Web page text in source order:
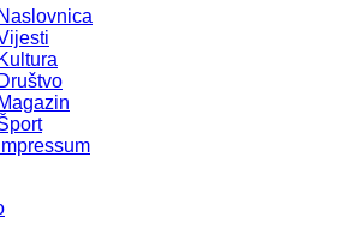
Naslovnica
Kultura
Društvo
Magazin
Impressum